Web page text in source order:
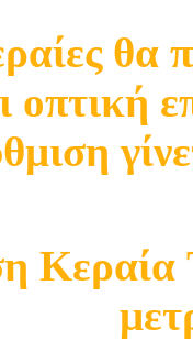
θα
οπτική
Κεραία